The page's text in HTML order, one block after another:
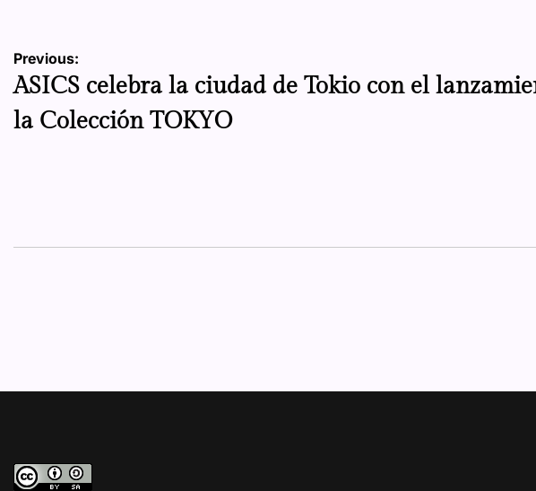
Navegación
de
entradas
Previous:
ASICS celebra la ciudad de Tokio con el
la Colección TOKYO